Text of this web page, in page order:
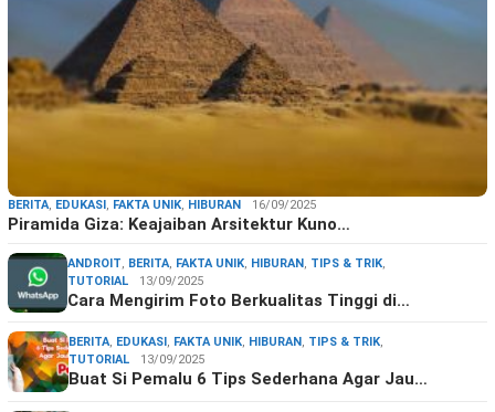
BERITA, EDUKASI, FAKTA UNIK, HIBURAN 16/09/2025
Piramida Giza: Keajaiban Arsitektur Kuno…
ANDROIT, BERITA, FAKTA UNIK, HIBURAN, TIPS & TRIK,
TUTORIAL
13/09/2025
Cara Mengirim Foto Berkualitas Tinggi di…
BERITA, EDUKASI, FAKTA UNIK, HIBURAN, TIPS & TRIK,
TUTORIAL
13/09/2025
Buat Si Pemalu 6 Tips Sederhana Agar Jau…